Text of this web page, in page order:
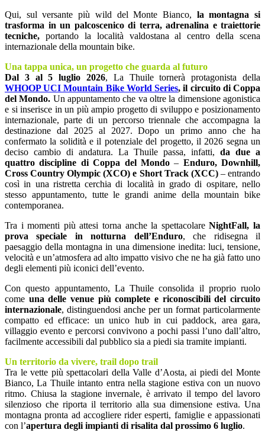
Qui, sul versante più wild del Monte Bianco, la montagna si
trasforma in un palcoscenico di terra, adrenalina e traiettorie
tecniche, portando la località valdostana al centro della scena
internazionale della mountain bike.
Una tappa unica, un progetto che guarda al futuro
Dal 3 al 5 luglio 2026, La Thuile tornerà protagonista della
WHOOP UCI Mountain Bike World Series, il circuito di Coppa
del Mondo. Un appuntamento che va oltre la dimensione agonistica
e si inserisce in un più ampio progetto di sviluppo e posizionamento
internazionale, parte di un percorso triennale che accompagna la
destinazione dal 2025 al 2027. Dopo un primo anno che ha
confermato la solidità e il potenziale del progetto, il 2026 segna un
deciso cambio di andatura. La Thuile passa, infatti, da due a
quattro discipline di Coppa del Mondo– Enduro, Downhill,
Cross Country Olympic (XCO) e Short Track (XCC)– entrando
così in una ristretta cerchia di località in grado di ospitare, nello
stesso appuntamento, tutte le grandi anime della mountain bike
contemporanea.
Tra i momenti più attesi torna anche la spettacolareNightFall, la
prova speciale in notturna dell’Enduro, che ridisegna il
paesaggio della montagna in una dimensione inedita: luci, tensione,
velocità e un’atmosfera ad alto impatto visivo che ne ha già fatto uno
degli elementi più iconici dell’evento.
Con questo appuntamento, La Thuile consolida il proprio ruolo
come una delle venue più complete e riconoscibili del circuito
internazionale, distinguendosi anche per un format particolarmente
compatto ed efficace: un unico hub in cui paddock, area gara,
villaggio evento e percorsi convivono a pochi passi l’uno dall’altro,
facilmente accessibili dal pubblico sia a piedi sia tramite impianti.
Un territorio da vivere, trail dopo trail
Tra le vette più spettacolari della Valle d’Aosta, ai piedi del Monte
Bianco, La Thuile intanto entra nella stagione estiva con un nuovo
ritmo. Chiusa la stagione invernale, è arrivato il tempo del lavoro
silenzioso che riporta il territorio alla sua dimensione estiva. Una
montagna pronta ad accogliere rider esperti, famiglie e appassionati
con l’apertura degli impianti di risalita dal prossimo 6 luglio.